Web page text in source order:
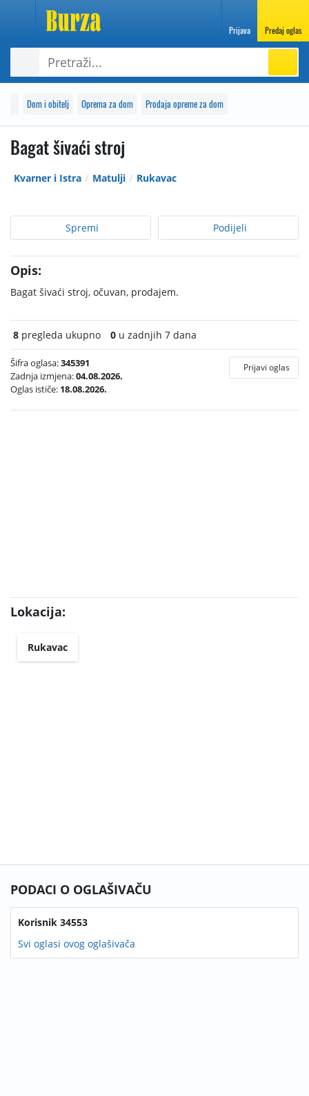
Prijava Predaj oglas
Dom i obitelj Oprema za dom Prodaja opreme za dom
Bagat šivaći stroj
Kvarner i Istra Matulji Rukavac
Spremi Podijeli
Opis:
Bagat šivaći stroj, očuvan, prodajem.
8 pregleda ukupno 0 u zadnjih 7 dana
Šifra oglasa:345391
Zadnja izmjena:04.08.2026.
Oglas ističe: 18.08.2026.
Prijavi oglas
Lokacija:
Rukavac
PODACI O OGLAŠIVAČU
Korisnik 34553
Svi oglasi ovog oglašivača